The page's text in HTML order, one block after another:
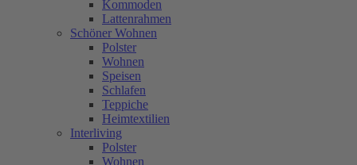
Kommoden
Lattenrahmen
Schöner Wohnen
Polster
Wohnen
Speisen
Schlafen
Teppiche
Heimtextilien
Interliving
Polster
Wohnen